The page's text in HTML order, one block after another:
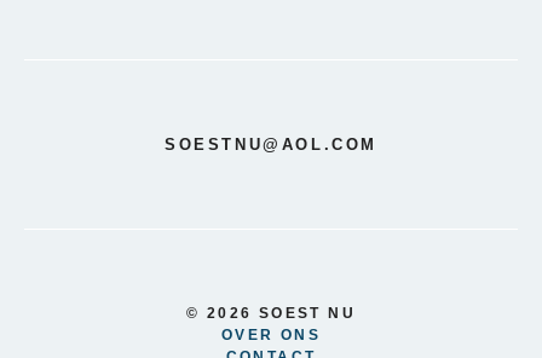
SOESTNU@AOL.COM
© 2026 SOEST NU
OVER ONS